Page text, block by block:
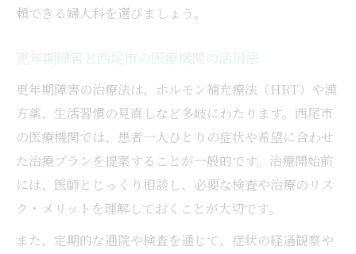
頼できる婦人科を選びましょう。
更年期障害と西尾市の医療機関の活用法
更年期障害の治療法は、ホルモン補充療法（HRT）や漢
方薬、生活習慣の見直しなど多岐にわたります。西尾市
の医療機関では、患者一人ひとりの症状や希望に合わせ
た治療プランを提案することが一般的です。治療開始前
には、医師とじっくり相談し、必要な検査や治療のリス
ク・メリットを理解しておくことが大切です。
また、定期的な通院や検査を通じて、症状の経過観察や